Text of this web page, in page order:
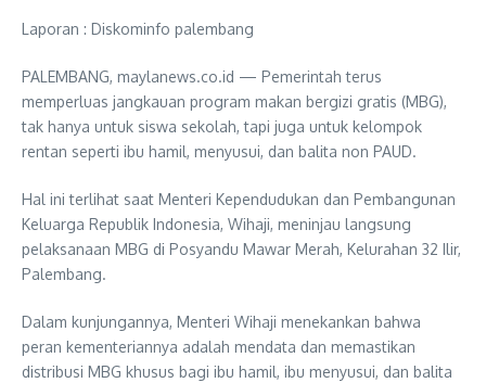
Laporan : Diskominfo palembang
PALEMBANG, maylanews.co.id — Pemerintah terus
memperluas jangkauan program makan bergizi gratis (MBG),
tak hanya untuk siswa sekolah, tapi juga untuk kelompok
rentan seperti ibu hamil, menyusui, dan balita non PAUD.
Hal ini terlihat saat Menteri Kependudukan dan Pembangunan
Keluarga Republik Indonesia, Wihaji, meninjau langsung
pelaksanaan MBG di Posyandu Mawar Merah, Kelurahan 32 Ilir,
Palembang.
Dalam kunjungannya, Menteri Wihaji menekankan bahwa
peran kementeriannya adalah mendata dan memastikan
distribusi MBG khusus bagi ibu hamil, ibu menyusui, dan balita